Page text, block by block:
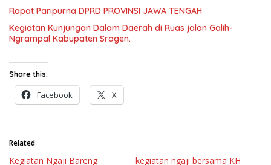
Rapat Paripurna DPRD PROVINSI JAWA TENGAH
Kegiatan Kunjungan Dalam Daerah di Ruas jalan Galih-
Ngrampal Kabupaten Sragen.
Share this:
Facebook X
Related
Kegiatan Ngaji Bareng
kegiatan ngaji bersama KH